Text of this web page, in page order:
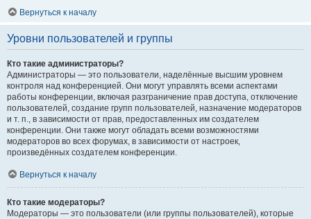
Вернуться к началу
Уровни пользователей и группы
Кто такие администраторы?
Администраторы — это пользователи, наделённые высшим уровнем
контроля над конференцией. Они могут управлять всеми аспектами
работы конференции, включая разграничение прав доступа, отключение
пользователей, создание групп пользователей, назначение модераторов
и т. п., в зависимости от прав, предоставленных им создателем
конференции. Они также могут обладать всеми возможностями
модераторов во всех форумах, в зависимости от настроек,
произведённых создателем конференции.
Вернуться к началу
Кто такие модераторы?
Модераторы — это пользователи (или группы пользователей), которые